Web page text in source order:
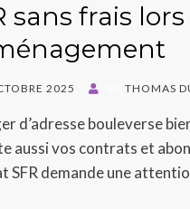
sans frais lors
2025 THOMAS
d’adresse bouleverse
aussi vos contrats et
SFR demande une